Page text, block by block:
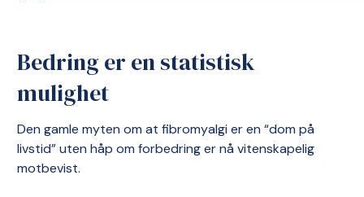
Bedring er en statistisk
mulighet
Den gamle myten om at fibromyalgi er en “dom på
livstid” uten håp om forbedring er nå vitenskapelig
motbevist.